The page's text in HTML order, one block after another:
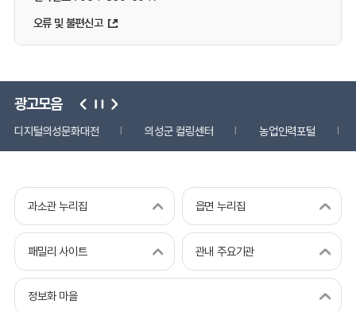
오류 및 불편신고
광고모음
디지털의성문화대전 의성군 컬링센터 농업인력포털
과소관 누리집 읍면 누리집
패밀리 사이트 관내 주요기관
정보화 마을